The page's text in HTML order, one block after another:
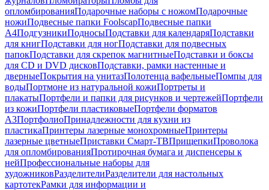
опломбированияПодарочные наборы с ножомПодарочные
ножиПодвесные папки FoolscapПодвесные папки
А4ПодгузникиПодносыПодставки для календаряПодставки
для книгПодставки для ногПодставки для подвесных
папокПодставки для скрепок магнитныеПодставки и боксы
для CD и DVD дисковПодставки, рамки настенные и
дверныеПокрытия на унитазПолотенца вафельныеПомпы для
водыПортмоне из натуральной кожиПортреты и
плакатыПортфели и папки для рисунков и чертежейПортфели
из кожиПортфели пластиковыеПортфели форматов
А3ПортфолиоПринадлежности для кухни из
пластикаПринтеры лазерные монохромныеПринтеры
лазерные цветныеПриставки Смарт-ТВПрищепкиПроволока
для опломбированияПротирочная бумага и диспенсеры к
нейПрофессиональные наборы для
художниковРазделителиРазделители для настольных
картотекРамки для информации и